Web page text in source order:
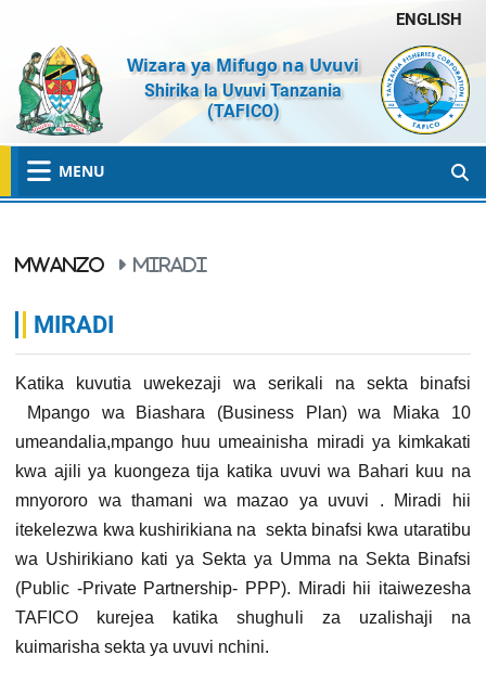
ENGLISH
Wizara ya Mifugo na Uvuvi
Shirika la Uvuvi Tanzania
(TAFICO)
MENU
MWANZO MIRADI
MIRADI
Katika kuvutia uwekezaji wa serikali na sekta binafsi
Mpango wa Biashara (Business Plan) wa Miaka 10
umeandalia,mpango huu umeainisha miradi ya kimkakati
kwa ajili ya kuongeza tija katika uvuvi wa Bahari kuu na
mnyororo wa thamani wa mazao ya uvuvi .
Miradi hii
itekelezwa kwa kushirikiana na sekta binafsi kwa utaratibu
wa Ushirikiano kati ya Sekta ya Umma na Sekta Binafsi
(Public -Private Partnership- PPP). Miradi hii itaiwezesha
TAFICO kurejea katika shughuli za uzalishaji na
kuimarisha sekta ya uvuvi nchini.